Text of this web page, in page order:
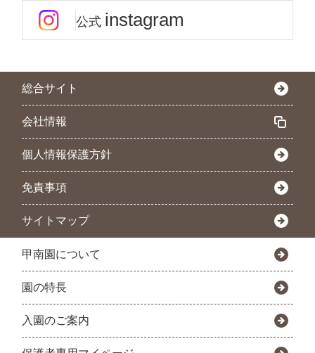
公式 instagram
総合サイト
会社情報
個人情報保護方針
免責事項
サイトマップ
甲南園について
園の特長
入園のご案内